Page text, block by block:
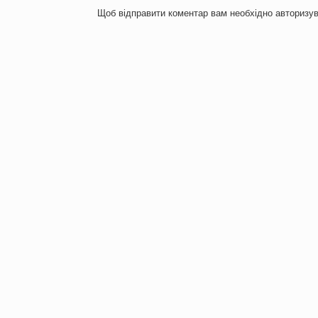
Щоб відправити коментар вам необхідно